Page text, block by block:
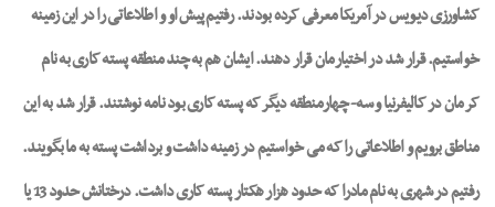
کشاورزی دیویس در آمریکا معرفی کرده بودند. رفتیم پیش او و اطلاعاتی را در این زمینه
خواستیم. قرار شد در اختیارمان قرار دهند. ایشان هم به چند منطقه پسته کاری به نام
کرمان در کالیفرنیا و سه- چهارمنطقه دیگر که پسته کاری بود نامه نوشتند. قرار شد به این
مناطق برویم و اطلاعاتی را که می خواستیم در زمینه داشت و برداشت پسته به ما بگویند.
رفتیم در شهری به نام مادرا که حدود هزار هکتار پسته کاری داشت. درختانش حدود 13 یا